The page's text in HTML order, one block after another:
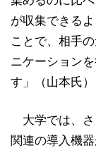
が収集できる
ことで、相手
ニケーション
す」（山本氏）
大学では、さ
関連の導入機